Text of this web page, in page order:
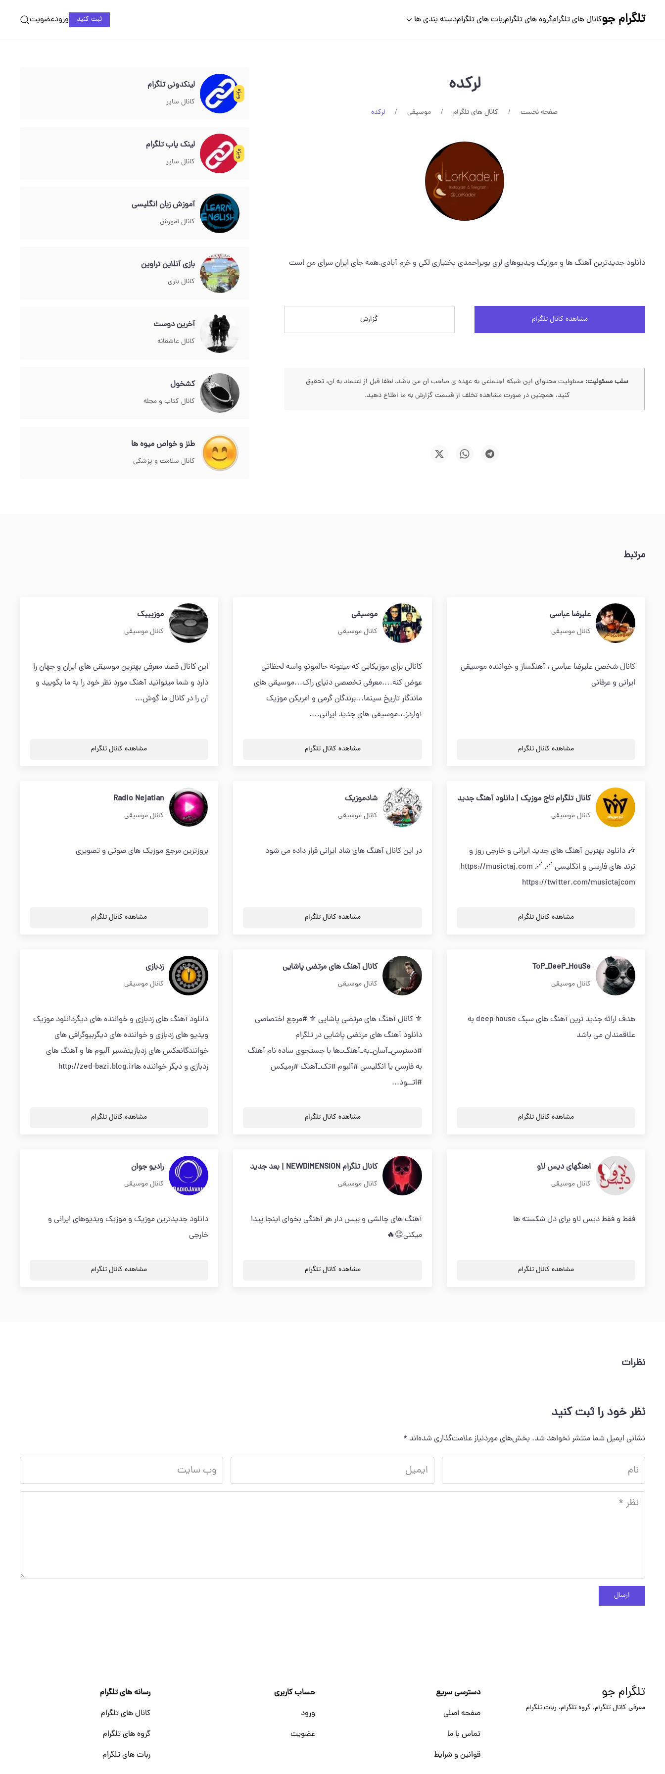
تلگرام جوکانال های تلگرامگروه های تلگرامربات های تلگرامدسته بندی ها ثبت کنید ورودعضویت
لرکده
صفحه نخست کانال های تلگرام موسیقی لرکده
دانلود جدیدترین آهنگ ها و موزیک ویدیوهای لری بویراحمدی بختیاری لکی و خرم آبادی.همه جای ایران سرای من است
مشاهده کانال تلگرام گزارش
سلب مسئولیت: مسئولیت محتوای این شبکه اجتماعی به عهده ی صاحب آن می باشد، لطفا قبل از اعتماد به آن، تحقیق
کنید، همچنین در صورت مشاهده تخلف از قسمت گزارش به ما اطلاع دهید.
ویژه
لینکدونی تلگرام
کانال سایر
ویژه
لینک یاب تلگرام
کانال سایر
آموزش زبان انگلیسی
کانال آموزش
بازی آنلاین تراوین
کانال بازی
آخرین دوست
کانال عاشقانه
کشخول
کانال کتاب و مجله
طنز و خواص میوه ها
کانال سلامت و پزشکی
مرتبط
علیرضا عباسی
کانال موسیقی
کانال شخصی علیرضا عباسی ، آهنگساز و خواننده موسیقی
ایرانی و عرفانی
مشاهده کانال تلگرام
موسیقی
کانال موسیقی
كانالي براي موزيكايي كه ميتونه حالمونو واسه لحظاتي
عوض كنه….معرفي تخصصي دنياي راك…موسيقي هاي
ماندگار تاريخ سينما…برندگان گرمي و امريكن موزيك
آواردز.،.موسيقي هاي جديد ايراني….
مشاهده کانال تلگرام
موزیییک
کانال موسیقی
این کانال قصد معرفی بهترین موسیقی های ایران و جهان را
دارد و شما میتوانید آهنگ مورد نظر خود را به ما بگویید و
آن را در کانال ما گوش...
مشاهده کانال تلگرام
کانال تلگرام تاج موزیک | دانلود آهنگ جدید
کانال موسیقی
🎶 دانلود بهترین آهنگ های جدید ایرانی و خارجی روز و
ترند های فارسی و انگلیسی 🔗 https://musictaj.com 🔗
https://twitter.com/musictajcom
مشاهده کانال تلگرام
شادموزیک
کانال موسیقی
در این کانال آهنگ های شاد ایرانی قرار داده می شود
مشاهده کانال تلگرام
Radio Nejatian
کانال موسیقی
بروزترین مرجع موزيک های صوتی و تصویری
مشاهده کانال تلگرام
ToP_DeeP_HouSe
کانال موسیقی
هدف ارائه جدید ترین آهنگ های سبک deep house به
علاقمندان می باشد
مشاهده کانال تلگرام
کانال آهنگ های مرتضی پاشایی
کانال موسیقی
⚜ کانال آهنگ های مرتضی پاشایی ⚜ #مرجع اختصاصی
دانلود آهنگ های مرتضی پاشایی در تلگرام
#دسترسی_آسان_به_آهنگ_ها با جستجوی ساده نام آهنگ
به فارسی یا انگلیسی #آلبوم #تک_آهنگ #رمیکس
#اتــود...
مشاهده کانال تلگرام
زدبازی
کانال موسیقی
دانلود آهنگ های زدبازی و خواننده های دیگردانلود موزیک
ویدیو های زدبازی و خواننده های دیگربیوگرافی های
خوانندگانعکس های زدبازیتفسیر آلبوم ها و آهنگ های
زدبازی و دیگر خواننده هاhttp://zed-bazi.blog.ir
مشاهده کانال تلگرام
اهنگهای دیس لاو
کانال موسیقی
فقط و فقط دیس لاو برای دل شکسته ها
مشاهده کانال تلگرام
کانال تلگرام NEWDIMENSION | بعد جدید
کانال موسیقی
آهنگ های چالشی و بیس دار هر آهنگی بخوای اینجا پیدا
میکنی😉🔥
مشاهده کانال تلگرام
رادیو جوان
کانال موسیقی
دانلود جدیدترین موزیک و موزیک ویدیوهای ایرانی و
خارجی
مشاهده کانال تلگرام
نظرات
نظر خود را ثبت کنید
نشانی ایمیل شما منتشر نخواهد شد. بخش‌های موردنیاز علامت‌گذاری شده‌اند *
ارسال
دسترسی سریع
صفحه اصلی
تماس با ما
قوانین و شرایط
حساب کاربری
ورود
عضویت
رسانه های تلگرام
کانال های تلگرام
گروه های تلگرام
ربات های تلگرام
تلگرام جو
معرفی کانال تلگرام، گروه تلگرام، ربات تلگرام